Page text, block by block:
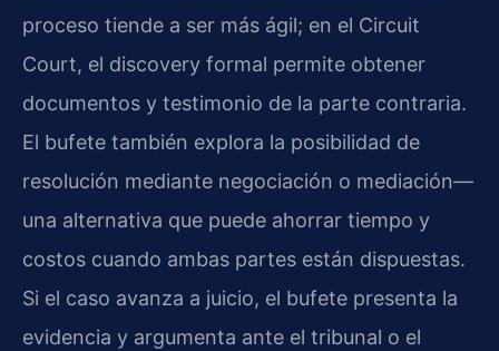
proceso tiende a ser más ágil; en el Circuit
Court, el discovery formal permite obtener
documentos y testimonio de la parte contraria.
El bufete también explora la posibilidad de
resolución mediante negociación o mediación—
una alternativa que puede ahorrar tiempo y
costos cuando ambas partes están dispuestas.
Si el caso avanza a juicio, el bufete presenta la
evidencia y argumenta ante el tribunal o el